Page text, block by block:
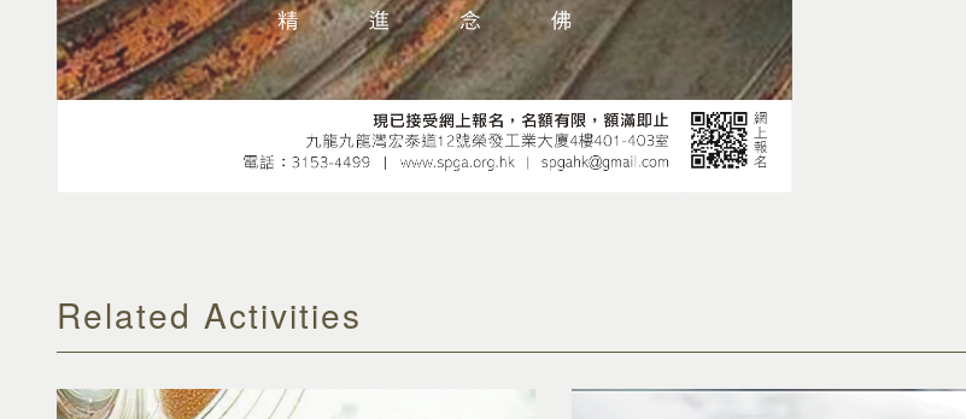
Related Activities